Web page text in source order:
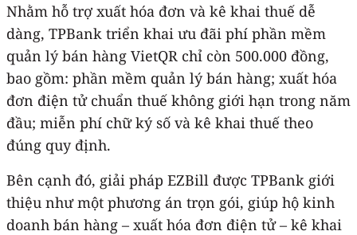
Nhằm hỗ trợ xuất hóa đơn và kê khai thuế dễ
dàng, TPBank triển khai ưu đãi phí phần mềm
quản lý bán hàng VietQR chỉ còn 500.000 đồng,
bao gồm: phần mềm quản lý bán hàng; xuất hóa
đơn điện tử chuẩn thuế không giới hạn trong năm
đầu; miễn phí chữ ký số và kê khai thuế theo
đúng quy định.
Bên cạnh đó, giải pháp EZBill được TPBank giới
thiệu như một phương án trọn gói, giúp hộ kinh
doanh bán hàng – xuất hóa đơn điện tử – kê khai